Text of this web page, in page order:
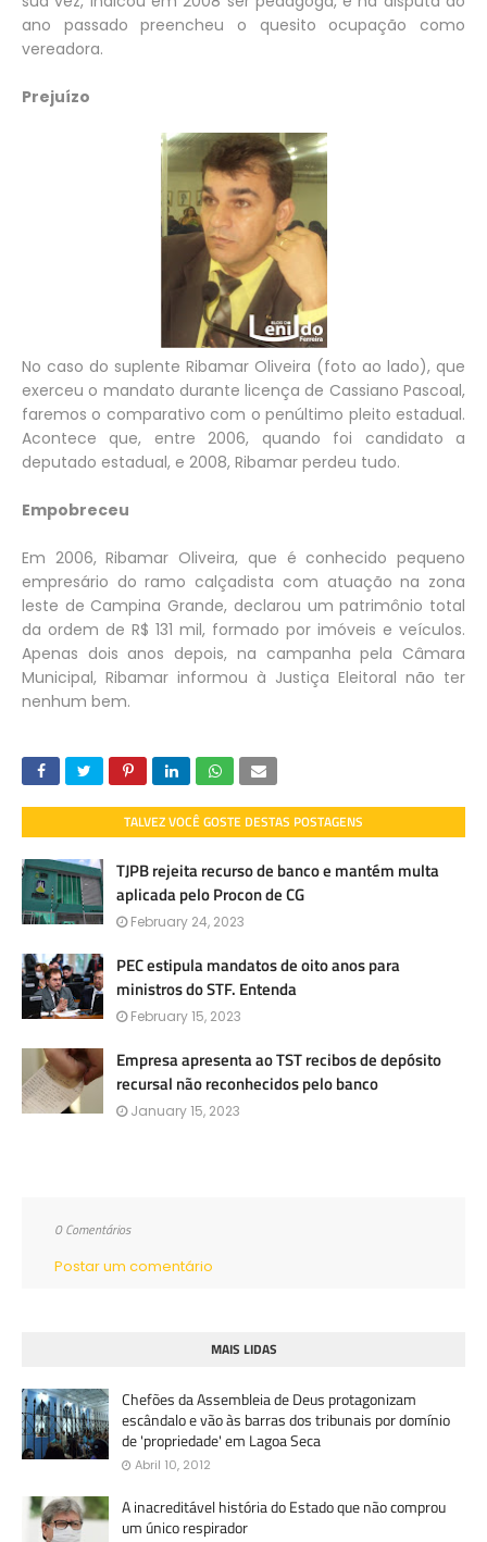
ano passado preencheu o quesito ocupação como
vereadora.
Prejuízo
No caso do suplente Ribamar Oliveira (foto ao lado), que
exerceu o mandato durante licença de Cassiano Pascoal,
faremos o comparativo com o penúltimo pleito estadual.
Acontece que, entre 2006, quando foi candidato a
deputado estadual, e 2008, Ribamar perdeu tudo.
Empobreceu
Em 2006, Ribamar Oliveira, que é conhecido pequeno
empresário do ramo calçadista com atuação na zona
leste de Campina Grande, declarou um patrimônio total
da ordem de R$ 131 mil, formado por imóveis e veículos.
Apenas dois anos depois, na campanha pela Câmara
Municipal, Ribamar informou à Justiça Eleitoral não ter
nenhum bem.
TALVEZ VOCÊ GOSTE DESTAS POSTAGENS
TJPB rejeita recurso de banco e mantém multa
aplicada pelo Procon de CG
February 24, 2023
PEC estipula mandatos de oito anos para
ministros do STF. Entenda
February 15, 2023
Empresa apresenta ao TST recibos de depósito
recursal não reconhecidos pelo banco
January 15, 2023
0 Comentários
Postar um comentário
MAIS LIDAS
Chefões da Assembleia de Deus protagonizam
escândalo e vão às barras dos tribunais por domínio
de 'propriedade' em Lagoa Seca
Abril 10, 2012
A inacreditável história do Estado que não comprou
um único respirador